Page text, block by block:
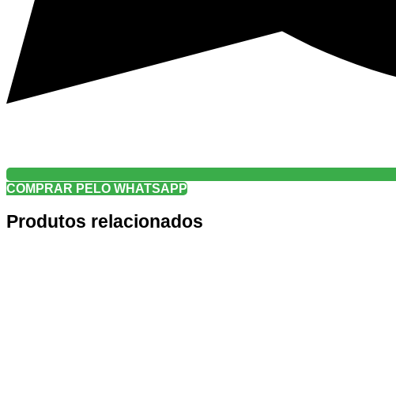
COMPRAR PELO WHATSAPP
Produtos relacionados